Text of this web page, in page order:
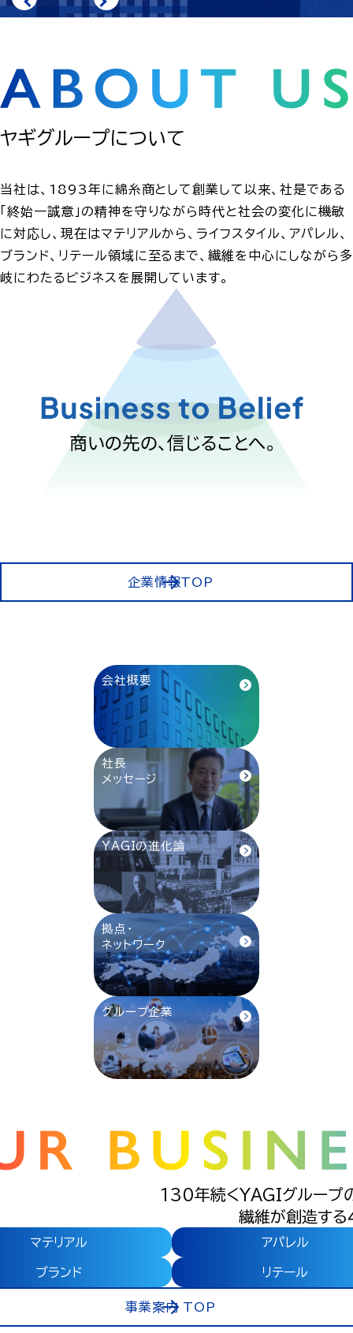
ヤギグループについて
当社は、1893年に綿糸商として創業して以来、社是である
「終始一誠意」の精神を守りながら時代と社会の変化に機敏
に対応し、現在はマテリアルから、ライフスタイル、アパレル、
ブランド、リテール領域に至るまで、繊維を中心にしながら多
岐にわたるビジネスを展開しています。
企業情報TOP
会社概要
社長
メッセージ
YAGIの進化論
拠点・
ネットワーク
グループ企業
130年続くYAGIグループ
繊維が創造する
マテリアル アパレル
ブランド リテール
事業案内 TOP